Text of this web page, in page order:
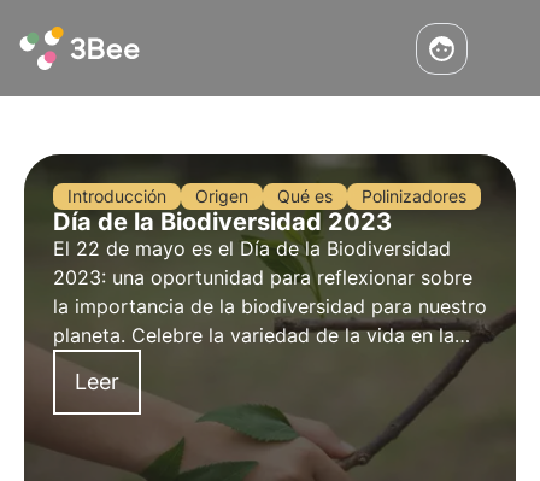
Introducción Origen Qué es Polinizadores
Día de la Biodiversidad 2023
El 22 de mayo es el Día de la Biodiversidad
2023: una oportunidad para reflexionar sobre
la importancia de la biodiversidad para nuestro
planeta. Celebre la variedad de la vida en la
Tierra. Lea nuestro artículo para saber más.
Leer